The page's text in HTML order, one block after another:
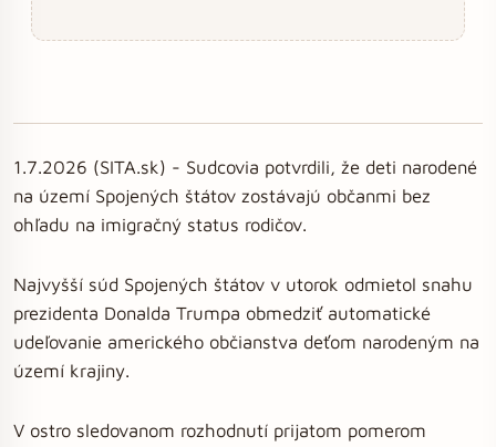
1.7.2026 (SITA.sk) - Sudcovia potvrdili, že deti narodené
na území Spojených štátov zostávajú občanmi bez
ohľadu na imigračný status rodičov.
Najvyšší súd Spojených štátov v utorok odmietol snahu
prezidenta Donalda Trumpa obmedziť automatické
udeľovanie amerického občianstva deťom narodeným na
území krajiny.
V ostro sledovanom rozhodnutí prijatom pomerom